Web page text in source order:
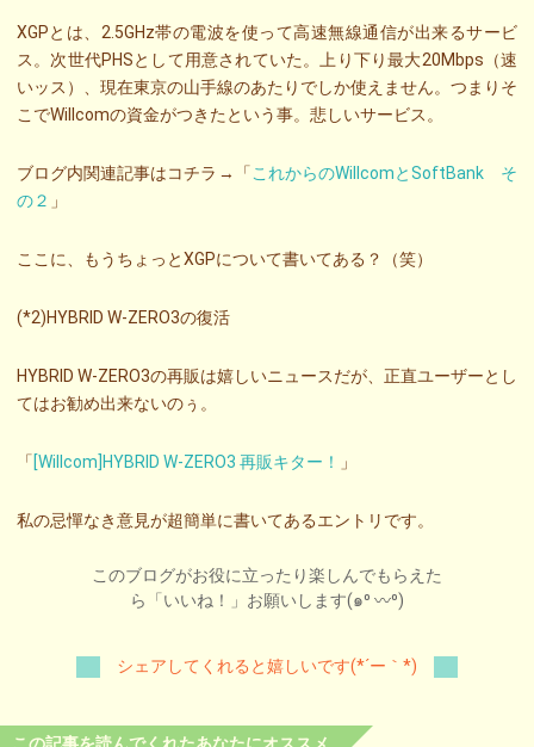
XGPとは、2.5GHz帯の電波を使って高速無線通信が出来るサービ
ス。次世代PHSとして用意されていた。上り下り最大20Mbps（速
いッス）、現在東京の山手線のあたりでしか使えません。つまりそ
こでWillcomの資金がつきたという事。悲しいサービス。
ブログ内関連記事はコチラ→「 これからのWillcomとSoftBank そ
の２ 」
ここに、もうちょっとXGPについて書いてある？（笑）
(*2)HYBRID W-ZERO3の復活
HYBRID W-ZERO3の再販は嬉しいニュースだが、正直ユーザーとし
てはお勧め出来ないのぅ。
「 [Willcom]HYBRID W-ZERO3 再販キター！ 」
私の忌憚なき意見が超簡単に書いてあるエントリです。
このブログがお役に立ったり楽しんでもらえた
ら「いいね！」お願いします(๑⁰ 〰⁰)
シェアしてくれると嬉しいです(*´ー｀*)